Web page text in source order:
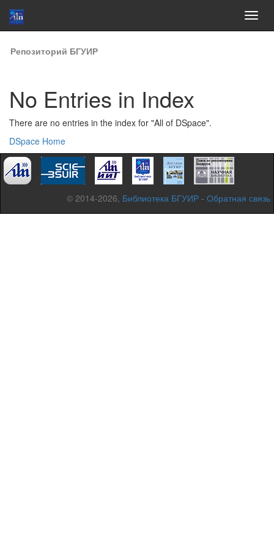
Skip
navigation
Репозиторий БГУИР
No Entries in Index
There are no entries in the index for "All of DSpace".
DSpace Home
© 2014-2026, Библиотека БГУИР - Обратная связь